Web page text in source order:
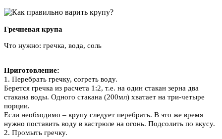
Гречневая крупа
Что нужно: гречка, вода, соль
Приготовление:
1. Перебрать гречку, согреть воду.
Берется гречка из расчета 1:2, т.е. на один стакан зерна два
стакана воды. Одного стакана (200мл) хватает на три-четыре
порции.
Если необходимо – крупу следует перебрать. В это же время
нужно поставить воду в кастрюле на огонь. Подсолить по вкусу.
2. Промыть гречку.